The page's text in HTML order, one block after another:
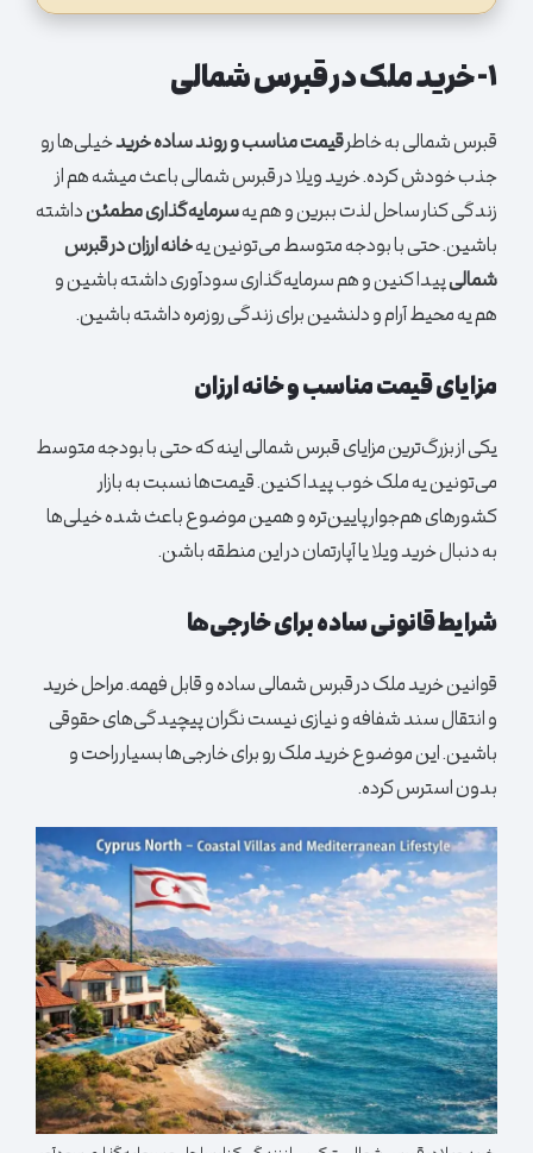
۱- خرید ملک در قبرس شمالی
قبرس شمالی به خاطرقیمت مناسب و روند ساده خریدخیلی‌ها رو
جذب خودش کرده. خرید ویلا در قبرس شمالی باعث میشه هم از
زندگی کنار ساحل لذت ببرین و هم یهسرمایه‌گذاری مطمئنداشته
باشین. حتی با بودجه متوسط می‌تونین یهخانه ارزان در قبرس
شمالیپیدا کنین و هم سرمایه‌گذاری سودآوری داشته باشین و
هم یه محیط آرام و دلنشین برای زندگی روزمره داشته باشین.
مزایای قیمت مناسب و خانه ارزان
یکی از بزرگ‌ترین مزایای قبرس شمالی اینه که حتی با بودجه متوسط
می‌تونین یه ملک خوب پیدا کنین. قیمت‌ها نسبت به بازار
کشورهای هم‌جوار پایین‌تره و همین موضوع باعث شده خیلی‌ها
به دنبال خرید ویلا یا آپارتمان در این منطقه باشن.
شرایط قانونی ساده برای خارجی‌ها
قوانین خرید ملک در قبرس شمالی ساده و قابل فهمه. مراحل خرید
و انتقال سند شفافه و نیازی نیست نگران پیچیدگی‌های حقوقی
باشین. این موضوع خرید ملک رو برای خارجی‌ها بسیار راحت و
بدون استرس کرده.